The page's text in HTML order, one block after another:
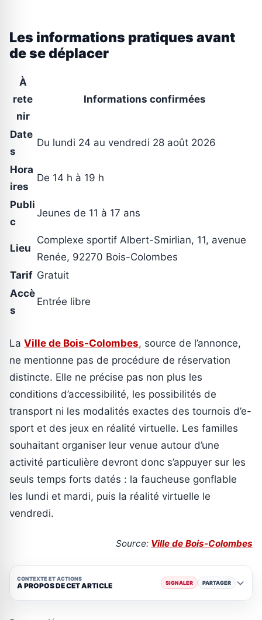
Les informations pratiques avant
de se déplacer
À
rete
nir
Informations confirmées
Date
s
Du lundi 24 au vendredi 28 août 2026
Hora
ires
De 14 h à 19 h
Publi
c
Jeunes de 11 à 17 ans
Lieu
Complexe sportif Albert-Smirlian, 11, avenue
Renée, 92270 Bois-Colombes
Tarif Gratuit
Accè
s
Entrée libre
La Ville de Bois-Colombes, source de l’annonce,
ne mentionne pas de procédure de réservation
distincte. Elle ne précise pas non plus les
conditions d’accessibilité, les possibilités de
transport ni les modalités exactes des tournois d’e-
sport et des jeux en réalité virtuelle. Les familles
souhaitant organiser leur venue autour d’une
activité particulière devront donc s’appuyer sur les
seuls temps forts datés : la faucheuse gonflable
les lundi et mardi, puis la réalité virtuelle le
vendredi.
Source: Ville de Bois-Colombes
CONTEXTE ET ACTIONS
A PROPOS DE CET ARTICLE SIGNALER PARTAGER